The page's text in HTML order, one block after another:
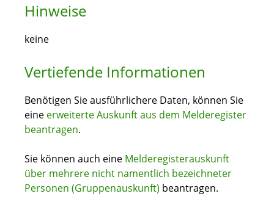
Hinweise
keine
Vertiefende Informationen
Benötigen Sie ausführlichere Daten, können Sie
eine erweiterte Auskunft aus dem Melderegister
beantragen.
Sie können auch eine Melderegisterauskunft
über mehrere nicht namentlich bezeichneter
Personen (Gruppenauskunft) beantragen.